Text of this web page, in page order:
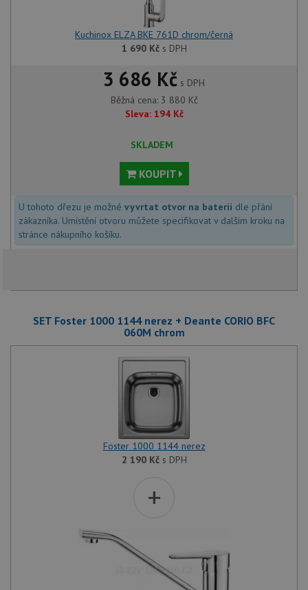
Kuchinox ELZA BKE 761D chrom/černá
1 690 Kčs DPH
3 686 Kč s DPH
Běžná cena: 3 880 Kč
Sleva: 194 Kč
SKLADEM
KOUPIT
U tohoto dřezu je možné vyvrtat otvor na baterii dle přání
zákazníka. Umístění otvoru můžete specifikovat v dalším kroku na
stránce nákupního košíku.
SET Foster 1000 1144 nerez + Deante CORIO BFC
060M chrom
Foster 1000 1144 nerez
2 190 Kčs DPH
+